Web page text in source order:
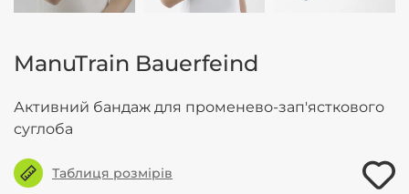
ManuTrain Bauerfeind
Активний бандаж для променево-зап'ясткового
суглоба
Таблиця розмірів